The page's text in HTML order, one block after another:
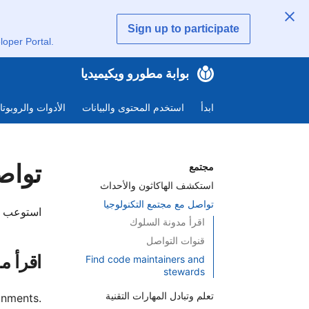
Portal.
Sign up to participate
بوابة مطورو ويكيميديا
ابدأ استخدم المحتوى والبيانات الأدوات
مجتمع
استكشف الهاكاثون والأحداث
تواصل مع مجتمع التكنولوجيا
اقرأ مدونة السلوك
قنوات التواصل
Find code maintainers and
stewards
تعلم وتبادل المهارات التقنية
استوعب
اقرأ